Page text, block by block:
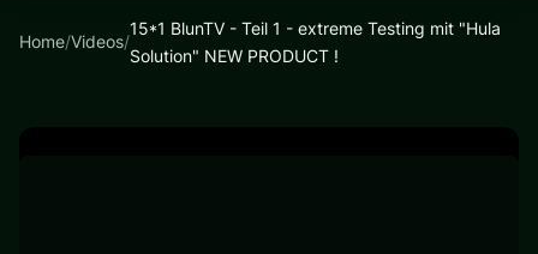
Home/Videos/
15*1 BlunTV - Teil 1 - extreme Testing mit "Hula
Solution" NEW PRODUCT !